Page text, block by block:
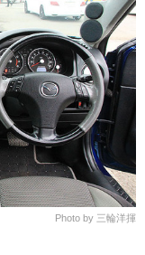
Photo by 三輪洋揮